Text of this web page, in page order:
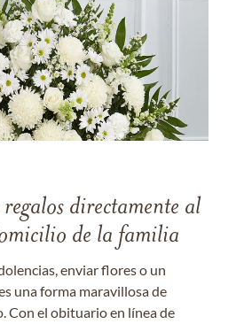
directamente al
de la familia
enviar flores o un
una forma maravillosa de
Con el obituario en línea de